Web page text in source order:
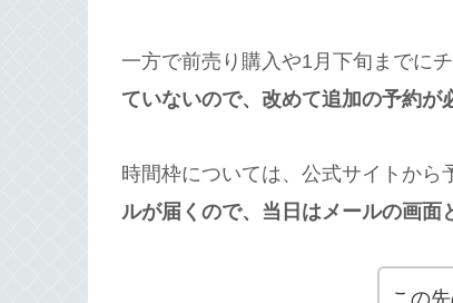
一方で前売り購入や1月下旬までに
ていないので、改めて追加の予約が
時間枠については、公式サイトから
ルが届くので、当日はメールの画面